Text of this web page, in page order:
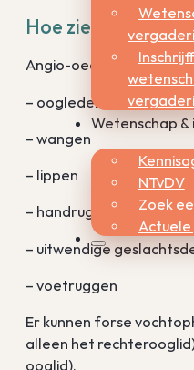
Wetenschap &
NTvDV
Zoek
Hoe ziet angio-
Angio-oedeem komt
– oogleden
– wangen
– lippen
– handruggen
– uitwendige
– voetruggen
Er kunnen forse
alleen het
ooglid).